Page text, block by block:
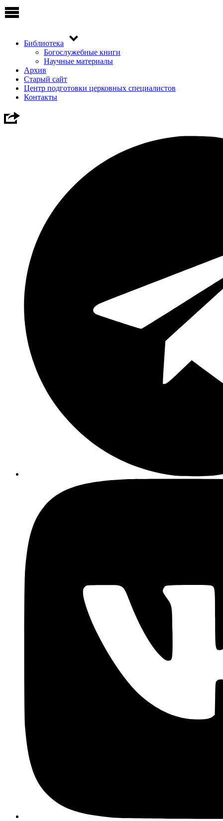
Библиотека
Богослужебные книги
Научные материалы
Архив
Старый сайт
Центр подготовки церковных специалистов
Контакты